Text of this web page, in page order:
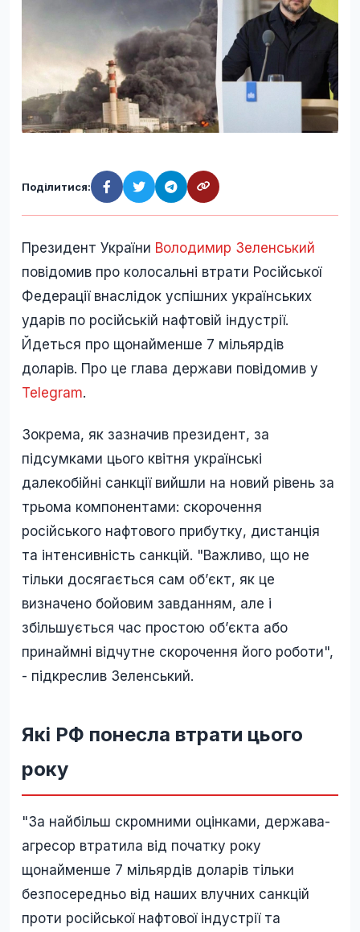
Поділитися:
Президент України Володимир Зеленський
повідомив про колосальні втрати Російської
Федерації внаслідок успішних українських
ударів по російській нафтовій індустрії.
Йдеться про щонайменше 7 мільярдів
доларів. Про це глава держави повідомив у
Telegram.
Зокрема, як зазначив президент, за
підсумками цього квітня українські
далекобійні санкції вийшли на новий рівень за
трьома компонентами: скорочення
російського нафтового прибутку, дистанція
та інтенсивність санкцій. "Важливо, що не
тільки досягається сам обʼєкт, як це
визначено бойовим завданням, але і
збільшується час простою обʼєкта або
принаймні відчутне скорочення його роботи",
- підкреслив Зеленський.
Які РФ понесла втрати цього
року
"За найбільш скромними оцінками, держава-
агресор втратила від початку року
щонайменше 7 мільярдів доларів тільки
безпосередньо від наших влучних санкцій
проти російської нафтової індустрії та